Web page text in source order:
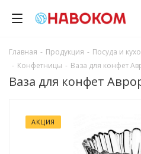
Главная - Продукция - Посуда и
- Конфетницы - Ваза для конфет
Ваза для конфет
АКЦИЯ